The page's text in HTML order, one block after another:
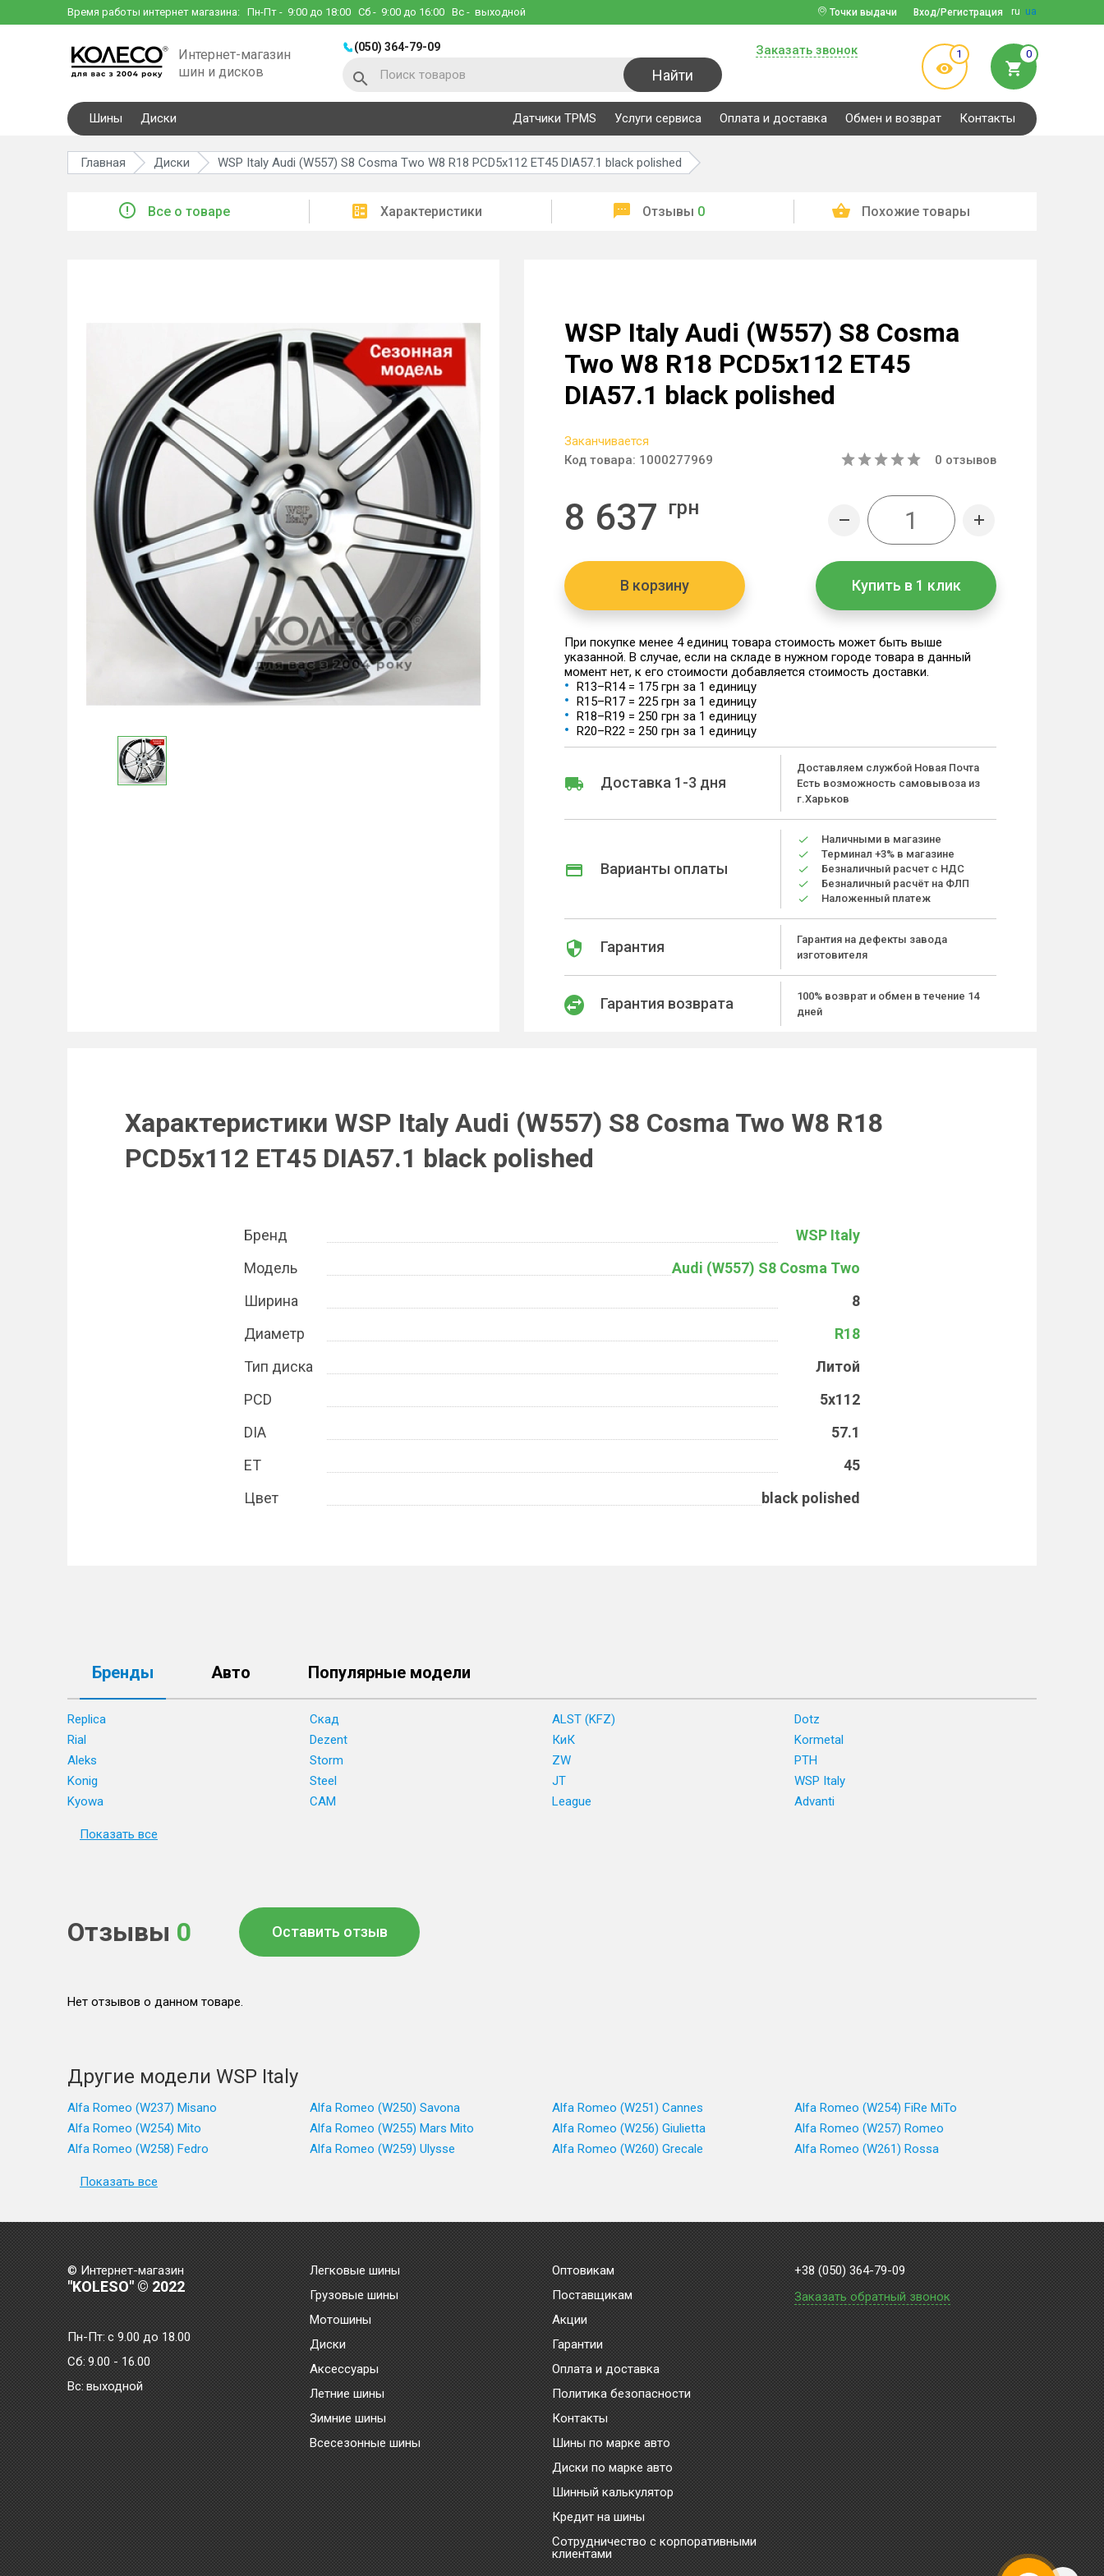
Время работы интернет магазина: Пн-Пт - 9:00 до 18:00 Сб - 9:00 до 16:00 Вс - выходной ru ua
Вход/Регистрация
Точки выдачи
Интернет-магазин
шин и дисков
(050) 364-79-09
Найти
Заказать звонок 1 0
Шины Диски Датчики TPMS Услуги сервиса Оплата и доставка Обмен и возврат Контакты
Главная Диски WSP Italy Audi (W557) S8 Cosma Two W8 R18 PCD5x112 ET45 DIA57.1 black polished
Все о товаре Характеристики Отзывы 0 Похожие товары
WSP Italy Audi (W557) S8 Cosma
Two W8 R18 PCD5x112 ET45
DIA57.1 black polished
Заканчивается
Код товара: 1000277969 0 отзывов
8 637 грн
В корзину Купить в 1 клик
При покупке менее 4 единиц товара стоимость может быть выше
указанной. В случае, если на складе в нужном городе товара в данный
момент нет, к его стоимости добавляется стоимость доставки.
R13–R14 = 175 грн за 1 единицу
R15–R17 = 225 грн за 1 единицу
R18–R19 = 250 грн за 1 единицу
R20–R22 = 250 грн за 1 единицу
Доставка 1-3 дня
Доставляем службой Новая Почта
Есть возможность самовывоза из
г.Харьков
Варианты оплаты
Наличными в магазине
Терминал +3% в магазине
Безналичный расчет с НДС
Безналичный расчёт на ФЛП
Наложенный платеж
Гарантия
Гарантия на дефекты завода
изготовителя
Гарантия возврата
100% возврат и обмен в течение 14
дней
Характеристики WSP Italy Audi (W557) S8 Cosma Two W8 R18
PCD5x112 ET45 DIA57.1 black polished
Бренд
WSP Italy
Модель
Audi (W557) S8 Cosma Two
Ширина
8
Диаметр
R18
Тип диска
Литой
PCD
5x112
DIA
57.1
ET
45
Цвет
black polished
Бренды Авто Популярные модели
Replica Скад ALST (KFZ)
Dotz
Rial
Dezent КиК
Kormetal
Aleks
Storm ZW
PTH
Konig
Steel JT
WSP Italy
Kyowa
CAM League Advanti
Показать все
Отзывы 0 Оставить отзыв
Нет отзывов о данном товаре.
Другие модели WSP Italy
Alfa Romeo (W237) Misano Alfa Romeo (W250) Savona Alfa Romeo (W251) Cannes
Alfa Romeo (W254) FiRe MiTo
Alfa Romeo (W254) Mito
Alfa Romeo (W255) Mars Mito Alfa Romeo (W256) Giulietta
Alfa Romeo (W257) Romeo
Alfa Romeo (W258) Fedro
Alfa Romeo (W259) Ulysse Alfa Romeo (W260) Grecale Alfa Romeo (W261) Rossa
Показать все
© Интернет-магазин
"KOLESO" © 2022
Пн-Пт:с 9.00 до 18.00
Сб: 9.00 - 16.00
Bc: выходной
Легковые шины
Грузовые шины
Мотошины
Диски
Аксессуары
Летние шины
Зимние шины
Всесезонные шины
Оптовикам
Поставщикам
Акции
Гарантии
Оплата и доставка
Политика безопасности
Контакты
Шины по марке авто
Диски по марке авто
Шинный калькулятор
Кредит на шины
Сотрудничество с корпоративными
клиентами
+38 (050) 364-79-09
Заказать обратный звонок